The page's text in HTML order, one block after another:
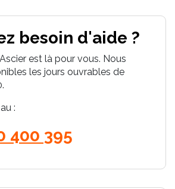
besoin d'aide ?
est là pour vous. Nous
les jours ouvrables de
:
400 395